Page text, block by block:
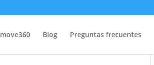
Blog Preguntas frecuentes